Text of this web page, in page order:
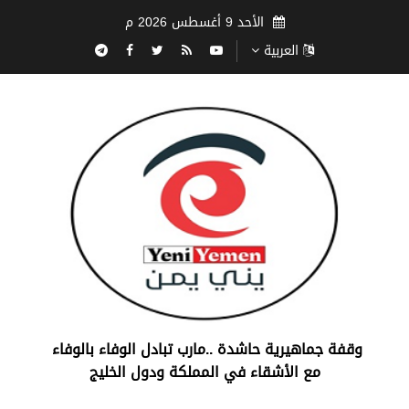
الأحد 9 أغسطس 2026 م
العربية
‏وقفة جماهيرية حاشدة ..مارب ‏تبادل الوفاء بالوفاء ‏
مع الأشقاء في المملكة ودول الخليج